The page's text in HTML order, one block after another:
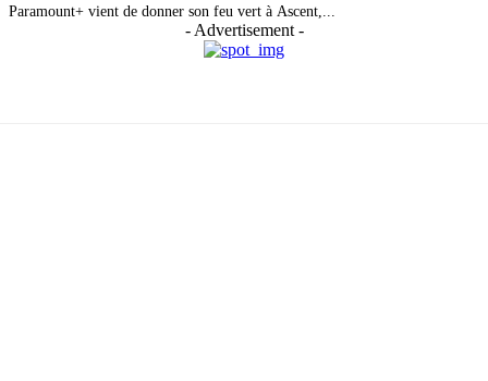
Paramount+ vient de donner son feu vert à Ascent,...
- Advertisement -